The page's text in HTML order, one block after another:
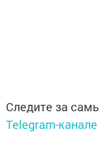
Следите за
Telegram-канале